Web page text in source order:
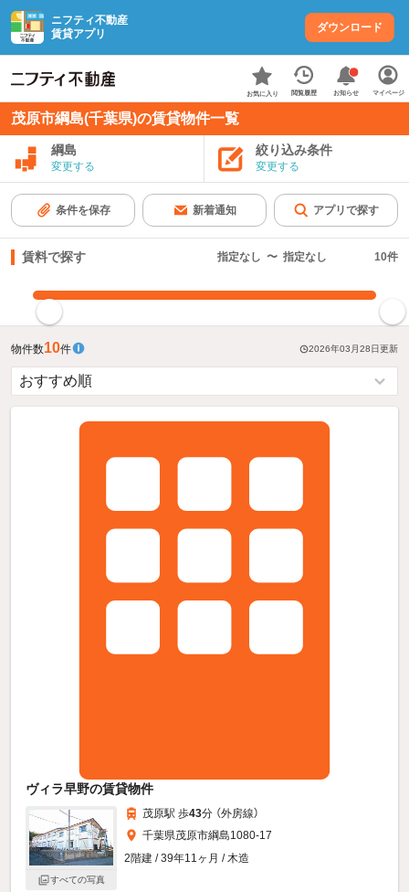
ニフティ不動産
賃貸アプリ
ダウンロード
お気に入り 閲覧履歴 お知らせ マイページ
茂原市綱島(千葉県)の賃貸物件一覧
綱島
変更する
絞り込み条件
変更する
条件を保存 新着通知 アプリで探す
賃料で探す 指定なし 〜 指定なし 10件
物件数10件 2026年03月28日更新
ヴィラ早野の賃貸物件
すべての写真
茂原駅 歩43分 （外房線）
千葉県茂原市綱島1080-17
2階建 / 39年11ヶ月 / 木造